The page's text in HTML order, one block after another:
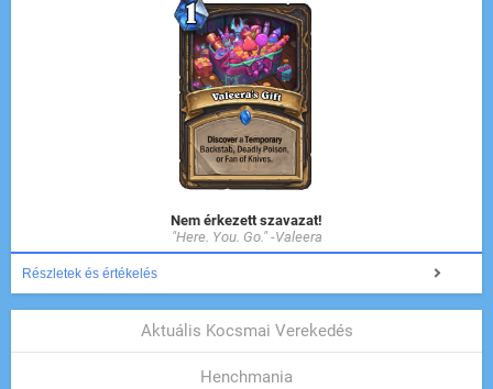
Nem érkezett szavazat!
"Here. You. Go." -Valeera
Részletek és értékelés
Aktuális Kocsmai Verekedés
Henchmania